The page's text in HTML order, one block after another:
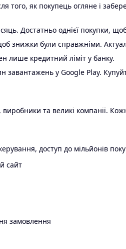
того, як покупець огляне і
Достатньо однієї покупки,
знижки були справжніми.
лише кредитний ліміт у банку.
завантажень у Google Play.
та великі компанії.
доступ до мільйонів
сайт
замовлення